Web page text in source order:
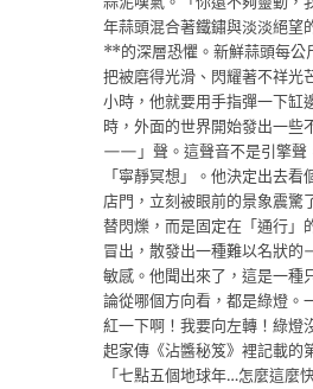
年蒜頭混合著鐵鏽與淡淡絕望
**的深層恐懼。新鮮蒜頭每公
把被磨得光滑、閃耀著不祥光
小時，他就要用手指彈一下
時，外面的世界開始發出一
——」聲。這聲音不是引擎聲
「寧靜冥想」。他決定出去
店門，立刻被眼前的景象震驚
替閃爍，而是固定在「通行」
冒出，散發出一種難以名狀
敏感。他聞出來了，這是一種
論從哪個方向看，都是綠燈。
紅一下啊！我要向左轉！綠燈
起家傳《沾醬秘笈》裡記載的
「七點五個地球年…怎麼這麼